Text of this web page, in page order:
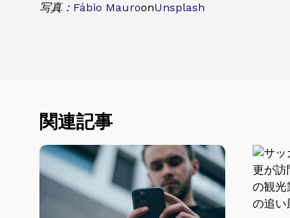
写真： Fábio MauroonUnsplash
関連記事